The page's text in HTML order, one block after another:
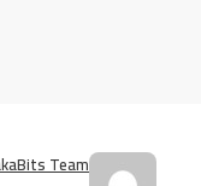
Team